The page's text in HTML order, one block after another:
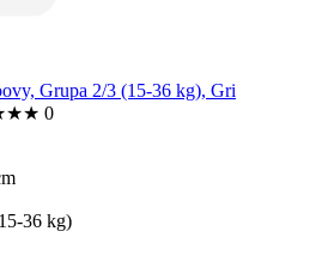
Grupa 2/3 (15-36 kg), Gri
★★ 0
36 kg)